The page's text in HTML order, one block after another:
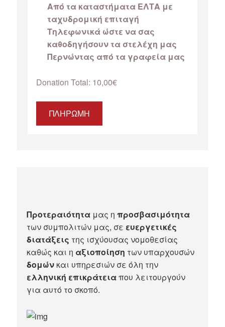
Από τα καταστήματα ΕΛΤΑ με
ταχυδρομική επιταγή
Τηλεφωνικά ώστε να σας
καθοδηγήσουν τα στελέχη μας
Περνώντας από τα γραφεία μας
Donation Total: 10,00€
Προτεραιότητα μας ηπροσβασιμότητα
των συμπολιτών μας, σε ευεργετικές
διατάξεις της ισχύουσας νομοθεσίας
καθώς και η αξιοποίηση των υπαρχουσών
δομών και υπηρεσιών σε όλη την
ελληνική επικράτειαπου λειτουργούν
για αυτό το σκοπό.​